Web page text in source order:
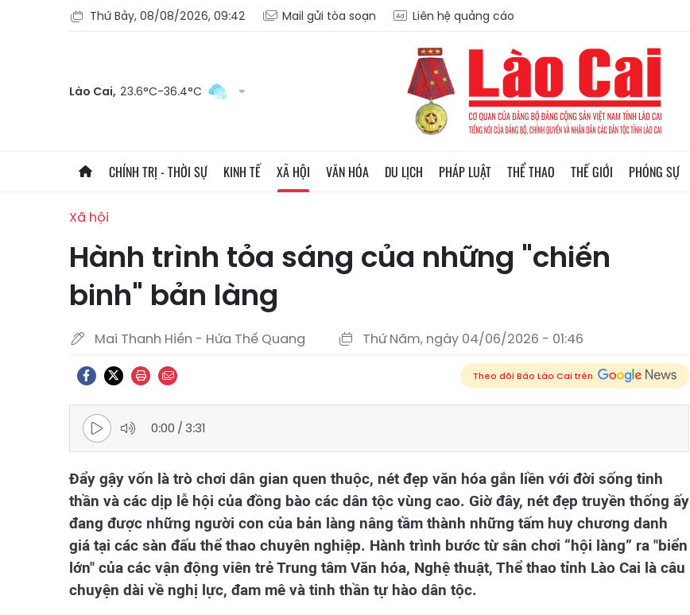
Thứ Bảy, 08/08/2026, 09:42 Mail gửi tòa soạn Liên hệ quảng cáo
Lào Cai, 23.6°C-36.4°C
CHÍNH TRỊ - THỜI SỰ KINH TẾ XÃ HỘI VĂN HÓA DU LỊCH PHÁP LUẬT THỂ THAO THẾ GIỚI PHÓNG SỰ
Xã hội
Hành trình tỏa sáng của những "chiến
binh" bản làng
Mai Thanh Hiền - Hứa Thế Quang Thứ Năm, ngày 04/06/2026 - 01:46
Theo dõi Báo Lào Cai trên
0:00 /3:31
Đẩy gậy vốn là trò chơi dân gian quen thuộc, nét đẹp văn hóa gắn liền với đời sống tinh
thần và các dịp lễ hội của đồng bào các dân tộc vùng cao. Giờ đây, nét đẹp truyền thống ấy
đang được những người con của bản làng nâng tầm thành những tấm huy chương danh
giá tại các sàn đấu thể thao chuyên nghiệp. Hành trình bước từ sân chơi “hội làng” ra "biển
lớn" của các vận động viên trẻ Trung tâm Văn hóa, Nghệ thuật, Thể thao tỉnh Lào Cai là câu
chuyện dài về nghị lực, đam mê và tinh thần tự hào dân tộc.